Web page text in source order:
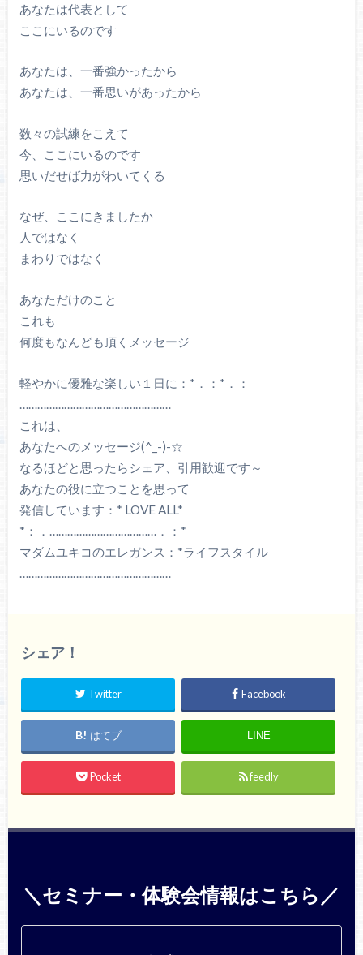
あなたは代表として
ここにいるのです
あなたは、一番強かったから
あなたは、一番思いがあったから
数々の試練をこえて
今、ここにいるのです
思いだせば力がわいてくる
なぜ、ここにきましたか
人ではなく
まわりではなく
あなただけのこと
これも
何度もなんども頂くメッセージ
軽やかに優雅な楽しい１日に：*．：*．：
これは、
あなたへのメッセージ(^_-)-☆
なるほどと思ったらシェア、引用歓迎です～
あなたの役に立つことを思って
発信しています：* LOVE ALL*
*：．………………………………．：*
マダムユキコのエレガンス：*ライフスタイル
シェア！
Twitter Facebook
はてブ LINE
Pocket feedly
＼セミナー・体験会情報はこちら／